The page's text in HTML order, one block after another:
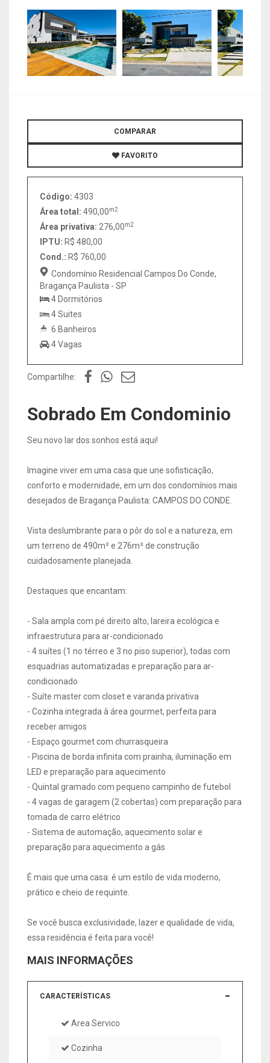
COMPARAR
FAVORITO
Código: 4303
Área total: 490,00m2
Área privativa: 276,00m2
IPTU: R$ 480,00
Cond.: R$ 760,00
Condomínio Residencial Campos Do Conde,
Bragança Paulista - SP
4 Dormitórios
4 Suites
6 Banheiros
4 Vagas
Compartilhe:
Sobrado Em Condominio
Seu novo lar dos sonhos está aqui!
Imagine viver em uma casa que une sofisticação,
conforto e modernidade, em um dos condomínios mais
desejados de Bragança Paulista: CAMPOS DO CONDE.
Vista deslumbrante para o pôr do sol e a natureza, em
um terreno de 490m² e 276m² de construção
cuidadosamente planejada.
Destaques que encantam:
- Sala ampla com pé direito alto, lareira ecológica e
infraestrutura para ar-condicionado
- 4 suítes (1 no térreo e 3 no piso superior), todas com
esquadrias automatizadas e preparação para ar-
condicionado
- Suíte master com closet e varanda privativa
- Cozinha integrada à área gourmet, perfeita para
receber amigos
- Espaço gourmet com churrasqueira
- Piscina de borda infinita com prainha, iluminação em
LED e preparação para aquecimento
- Quintal gramado com pequeno campinho de futebol
- 4 vagas de garagem (2 cobertas) com preparação para
tomada de carro elétrico
- Sistema de automação, aquecimento solar e
preparação para aquecimento a gás
É mais que uma casa: é um estilo de vida moderno,
prático e cheio de requinte.
Se você busca exclusividade, lazer e qualidade de vida,
essa residência é feita para você!
MAIS INFORMAÇÕES
CARACTERÍSTICAS
Area Servico
Cozinha